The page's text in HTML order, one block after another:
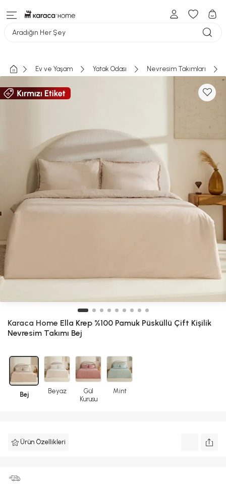
Aradığın Her Şey
Ev ve Yaşam Yatak Odası Nevresim Takımları
Karaca Home Ella Krep %100 Pamuk Püsküllü Çift Kişilik
Nevresim Takımı Bej
Bej Beyaz
Gül
Kurusu
Mint
Ürün Özellikleri